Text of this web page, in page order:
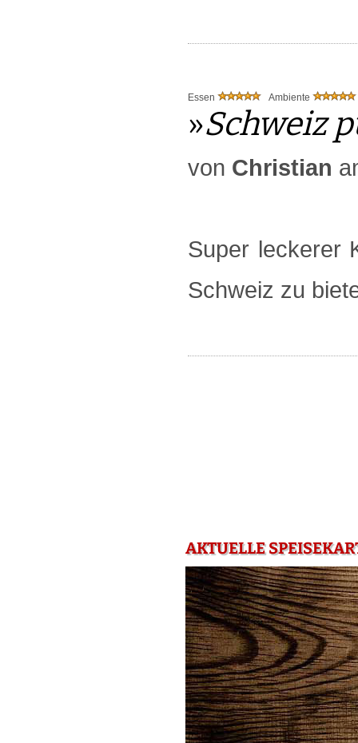
Essen Ambiente
»Schweiz
von Christian
Super leckerer
Schweiz zu
AKTUELLE